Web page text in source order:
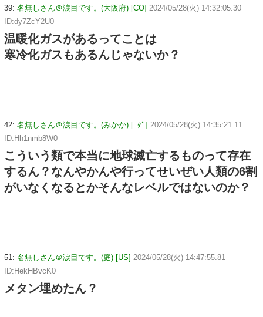
39: 名無しさん＠涙目です。(大阪府) [CO] 2024/05/28(火) 14:32:05.30
ID:dy7ZcY2U0
温暖化ガスがあるってことは
寒冷化ガスもあるんじゃないか？
42: 名無しさん＠涙目です。(みかか) [ﾆﾀﾞ] 2024/05/28(火) 14:35:21.11
ID:Hh1nmb8W0
こういう類で本当に地球滅亡するものって存在
するん？なんやかんや行ってせいぜい人類の6割
がいなくなるとかそんなレベルではないのか？
51: 名無しさん＠涙目です。(庭) [US] 2024/05/28(火) 14:47:55.81
ID:HekHBvcK0
メタン埋めたん？